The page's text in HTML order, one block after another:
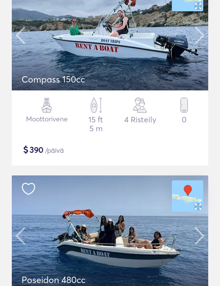
Compass 150cc
Moottorivene
15 ft
5 m
4 Risteily 0
$390 /päivä
Poseidon 480cc